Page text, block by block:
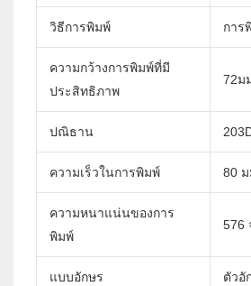
วิธีการพิมพ์ การ
ความกว้างการพิมพ์ที่มี
ประสิทธิภาพ
72ม
ปณิธาน
ความเร็วในการพิมพ์ 80
ความหนาแน่นของการ
พิมพ์
576
แบบอักษร ตัวอั